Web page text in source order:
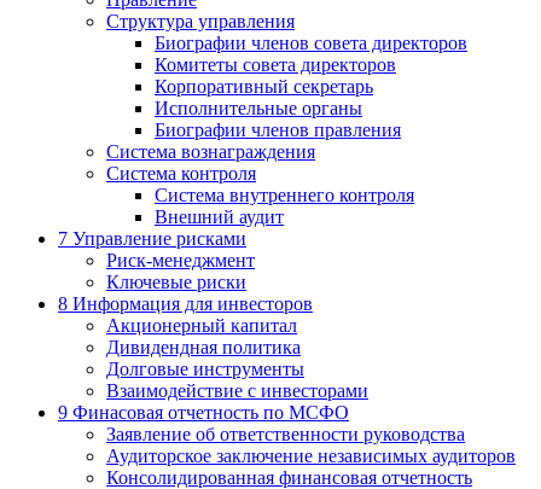
Структура управления
Биографии членов совета директоров
Комитеты совета директоров
Корпоративный секретарь
Исполнительные органы
Биографии членов правления
Система вознаграждения
Система контроля
Система внутреннего контроля
Внешний аудит
7 Управление рисками
Риск-менеджмент
Ключевые риски
8 Информация для инвесторов
Акционерный капитал
Дивидендная политика
Долговые инструменты
Взаимодействие с инвеcторами
9 Финасовая отчетность по МСФО
Заявление об ответственности руководства
Аудиторское заключение независимых аудиторов
Консолидированная финансовая отчетность